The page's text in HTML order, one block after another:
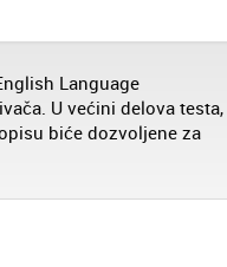
Language
U većini delova testa,
biće dozvoljene za